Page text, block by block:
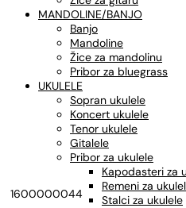
MANDOLINE/BANJO
Banjo
Mandoline
Žice za mandolinu
Pribor za bluegrass
UKULELE
Sopran ukulele
Koncert ukulele
Tenor ukulele
Gitalele
Pribor za ukulele
Kapodasteri za
Remeni za
Stalci za ukulele
1600000044